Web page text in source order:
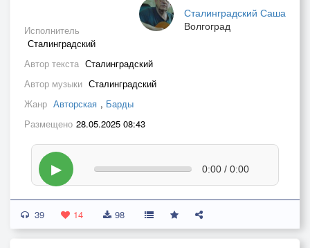
Сталинградский Саша
Волгоград
Исполнитель
Сталинградский
Автор текста Сталинградский
Автор музыки Сталинградский
Жанр Авторская , Барды
Размещено 28.05.2025 08:43
▶ 0:00 / 0:00
39 14 98